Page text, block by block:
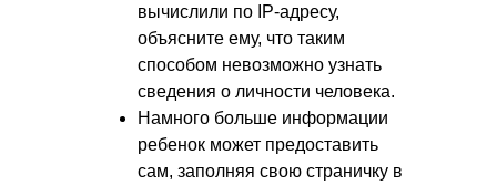
вычислили по IP-адресу,
объясните ему, что таким
способом невозможно узнать
сведения о личности человека.
Намного больше информации
ребенок может предоставить
сам, заполняя свою страничку в